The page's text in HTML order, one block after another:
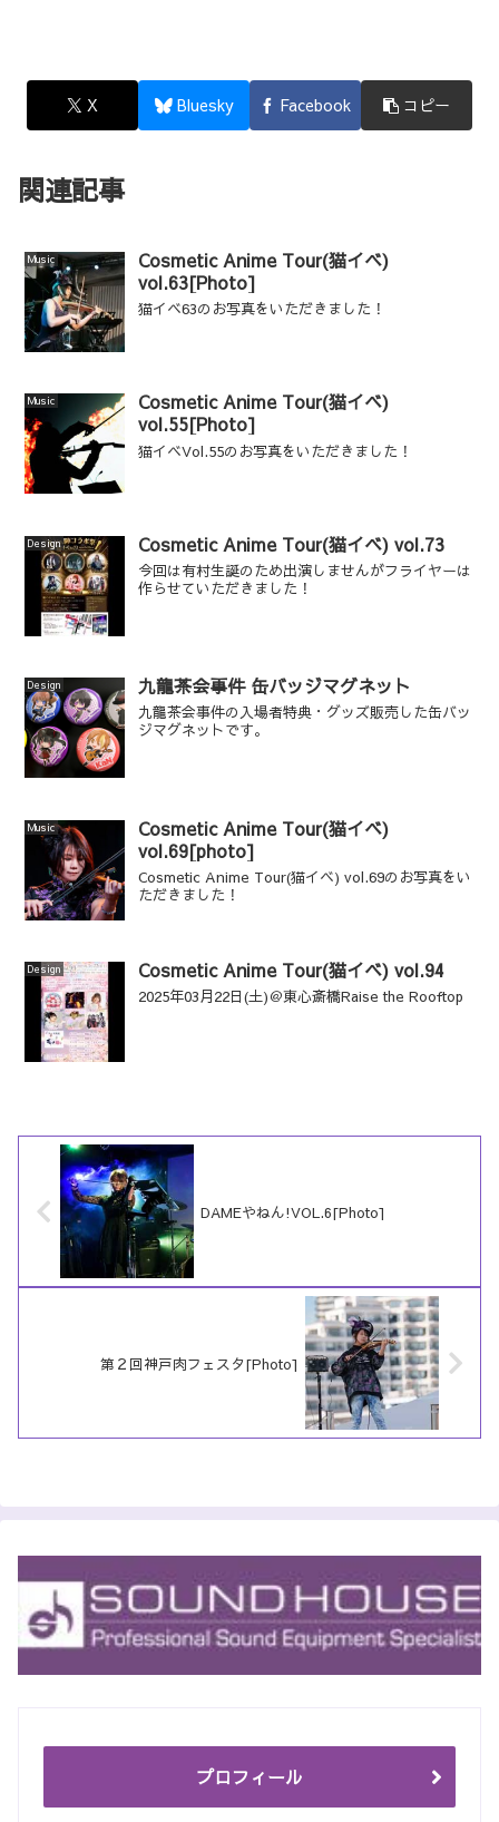
X Bluesky Facebook コピー
関連記事
Music
Cosmetic Anime Tour(猫イベ)
vol.63[Photo]
猫イベ63のお写真をいただきました！
Music
Cosmetic Anime Tour(猫イベ)
vol.55[Photo]
猫イベVol.55のお写真をいただきました！
Design Cosmetic Anime Tour(猫イベ) vol.73
今回は有村生誕のため出演しませんがフライヤーは
作らせていただきました！
Design 九龍茶会事件 缶バッジマグネット
九龍茶会事件の入場者特典・グッズ販売した缶バッ
ジマグネットです。
Music
Cosmetic Anime Tour(猫イベ)
vol.69[photo]
Cosmetic Anime Tour(猫イベ) vol.69のお写真をい
ただきました！
Design Cosmetic Anime Tour(猫イベ) vol.94
2025年03月22日(土)＠東心斎橋Raise the Rooftop
DAMEやねん!VOL.6[Photo]
第２回神戸肉フェスタ[Photo]
プロフィール